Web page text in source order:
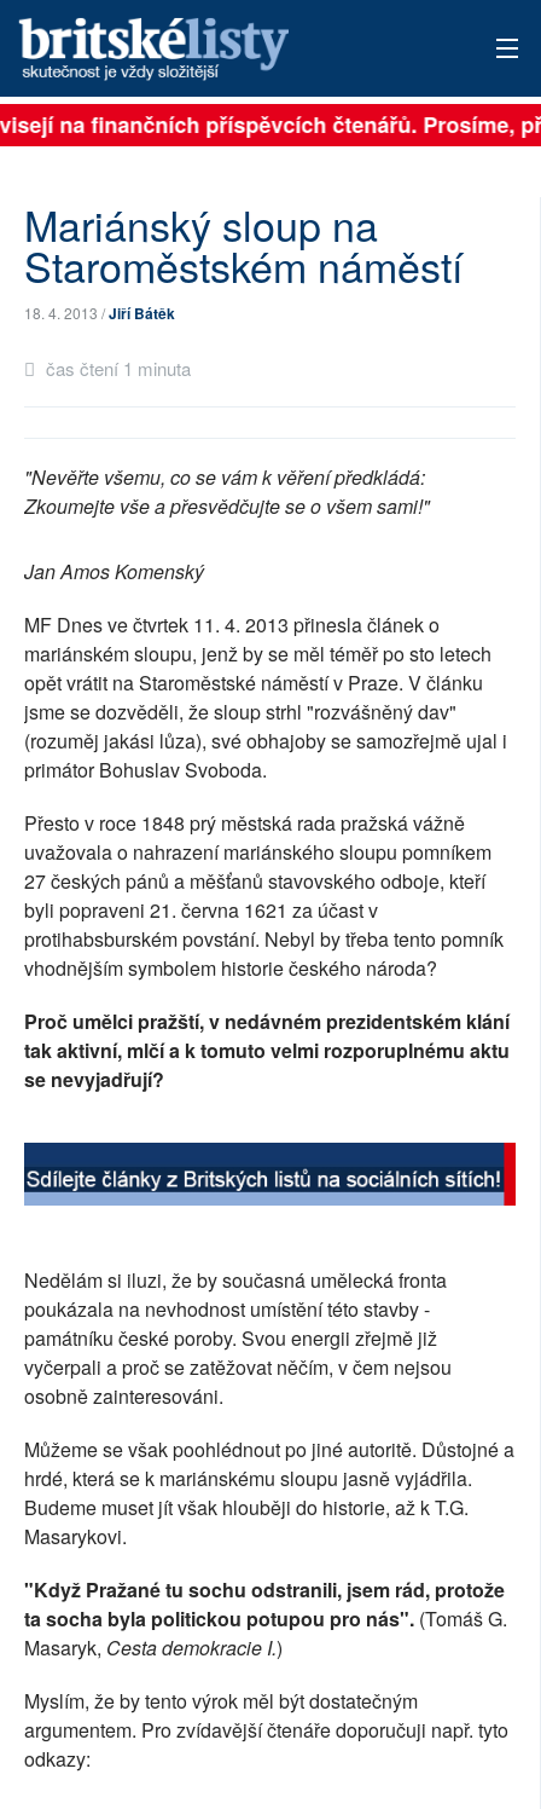
PŘIHLÁSIT
ARCHIV
PŘÍSPĚVKY NA PROVOZ
SOCIÁLNÍ SÍTĚ
RUBRIKY
PLNÁ VERZE STRÁNEK
na finančních příspěvcích čtenářů. Prosíme,
Mariánský sloup na
Staroměstském náměstí
18. 4. 2013 /Jiří Bátěk
čas čtení 1 minuta
"Nevěřte všemu, co se vám k věření předkládá:
Zkoumejte vše a přesvědčujte se o všem sami!"
Jan Amos Komenský
MF Dnes ve čtvrtek 11. 4. 2013 přinesla článek o
mariánském sloupu, jenž by se měl téměř po sto letech
opět vrátit na Staroměstské náměstí v Praze. V článku
jsme se dozvěděli, že sloup strhl "rozvášněný dav"
(rozuměj jakási lůza), své obhajoby se samozřejmě ujal i
primátor Bohuslav Svoboda.
Přesto v roce 1848 prý městská rada pražská vážně
uvažovala o nahrazení mariánského sloupu pomníkem
27 českých pánů a měšťanů stavovského odboje, kteří
byli popraveni 21. června 1621 za účast v
protihabsburském povstání. Nebyl by třeba tento pomník
vhodnějším symbolem historie českého národa?
Proč umělci pražští, v nedávném prezidentském klání
tak aktivní, mlčí a k tomuto velmi rozporuplnému aktu
se nevyjadřují?
Nedělám si iluzi, že by současná umělecká fronta
poukázala na nevhodnost umístění této stavby -
památníku české poroby. Svou energii zřejmě již
vyčerpali a proč se zatěžovat něčím, v čem nejsou
osobně zainteresováni.
Můžeme se však poohlédnout po jiné autoritě. Důstojné a
hrdé, která se k mariánskému sloupu jasně vyjádřila.
Budeme muset jít však hlouběji do historie, až k T.G.
Masarykovi.
"Když Pražané tu sochu odstranili, jsem rád, protože
ta socha byla politickou potupou pro nás". (Tomáš G.
Masaryk, Cesta demokracie I.)
Myslím, že by tento výrok měl být dostatečným
argumentem. Pro zvídavější čtenáře doporučuji např. tyto
odkazy: